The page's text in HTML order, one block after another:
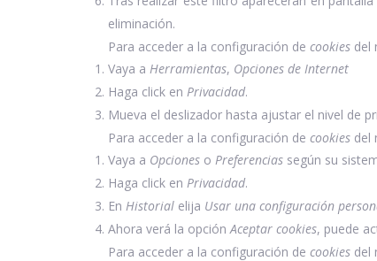
eliminación.
Para acceder a la configuración de cookies del
Vaya a Herramientas, Opciones de Internet
Haga click en Privacidad.
Mueva el deslizador hasta ajustar el nivel de
Para acceder a la configuración de cookies del
Vaya a Opciones o Preferencias según su
Haga click en Privacidad.
En Historial elija Usar una configuración
Ahora verá la opciónAceptar cookies, puede
Para acceder a la configuración de cookies del